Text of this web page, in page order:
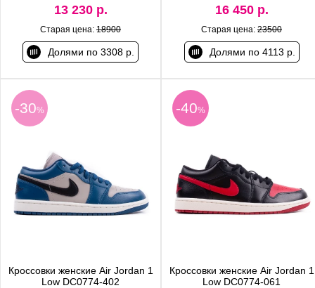
13 230 р.
Старая цена: 18900
Долями по 3308 р.
16 450 р.
Старая цена: 23500
Долями по 4113 р.
-30%
Кроссовки женские Air Jordan 1
Low DC0774-402
-40%
Кроссовки женские Air Jordan 1
Low DC0774-061